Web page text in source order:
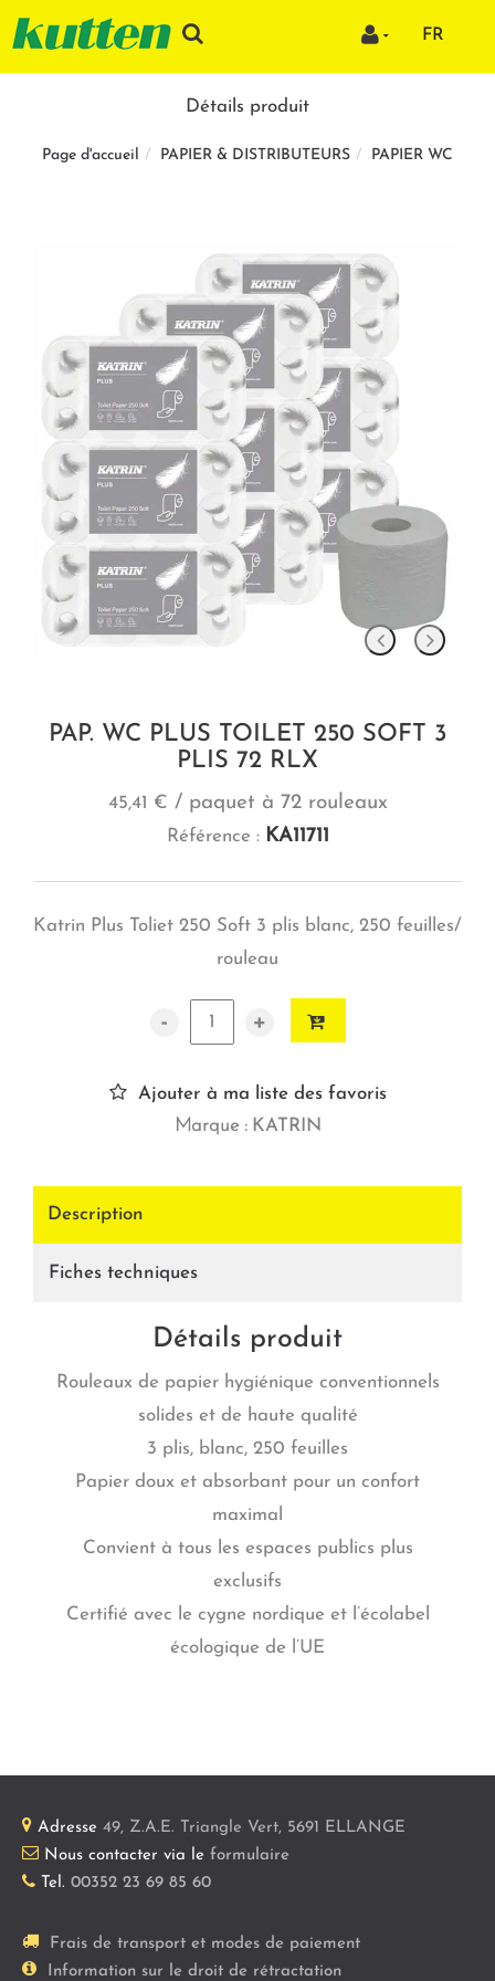
FR
Détails produit
Page d'accueil PAPIER & DISTRIBUTEURS PAPIER WC
PAP. WC PLUS TOILET 250 SOFT 3
PLIS 72 RLX
45,41 € / paquet à 72 rouleaux
Référence : KA11711
Katrin Plus Toliet 250 Soft 3 plis blanc, 250 feuilles/
rouleau
- +
Ajouter à ma liste des favoris
Marque : KATRIN
Description
Fiches techniques
Détails produit
Rouleaux de papier hygiénique conventionnels
solides et de haute qualité
3 plis, blanc, 250 feuilles
Papier doux et absorbant pour un confort
maximal
Convient à tous les espaces publics plus
exclusifs
Certifié avec le cygne nordique et l’écolabel
écologique de l’UE
Adresse 49, Z.A.E. Triangle Vert, 5691
ELLANGE
Nous contacter via le formulaire
Tel. 00352 23 69 85 60
Frais de transport et modes de paiement
Information sur le droit de rétractation